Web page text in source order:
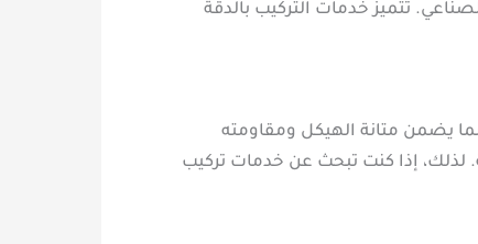
تتميز خدمات التركيب بالدقة
يضمن متانة الهيكل ومقاومته
لذلك، إذا كنت تبحث عن خدمات تركيب